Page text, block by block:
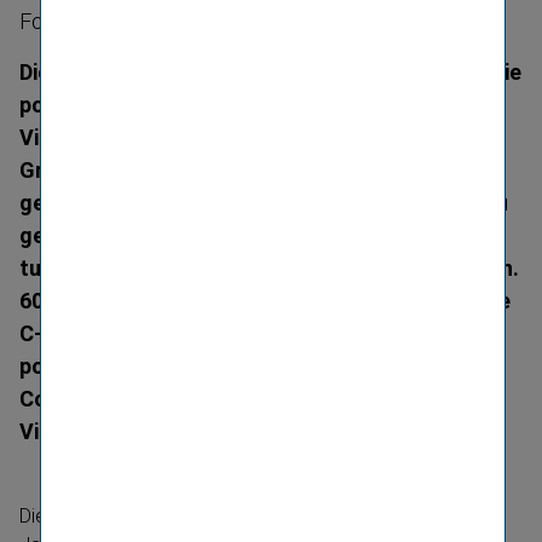
Fonds und langfristige Sparprodukte geplant
Die C-Quadrat Investment AG (C-Quadrat) und die
polnischen Versiche­rungs­ge­sell­schaften der
Vienna Insurance Group (Wiener Versicherung
Gruppe) haben mit der „VIG C-Quadrat“ ein
gemeinsames Unternehmen mit Sitz in Warschau
gegründet. Geplant ist, Wertpa­pier­dienst­leis­
tungen und Invest­mentfonds in Polen anzubieten.
60 % an dem Joint Venture-​Unternehmen hält die
C-Quadrat Investment AG, 40 % die fünf
polnischen VIG-​Versiche­rungs­ge­sell­schaften
Compensa Nichtleben und Leben, InterRisk,
Vienna Life und Wiener.
Die sehr positive Wirtschafts­ent­wicklung in den letzten